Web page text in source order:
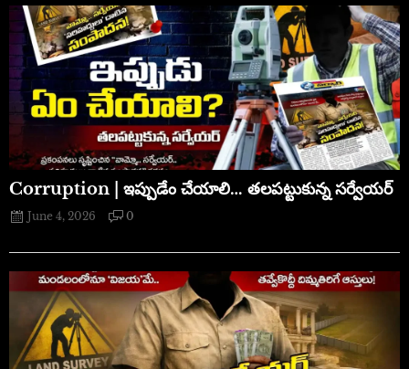
Corruption | ఇప్పుడేం చేయాలి… తలపట్టుకున్న సర్వేయర్
June 4, 2026 0